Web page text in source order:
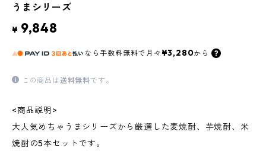
うまシリーズ
¥ 9,848
なら 手数料無料で 月々 ¥3,280から
この商品は送料無料です。
<商品説明>
大人気めちゃうまシリーズから厳選した麦焼酎、芋焼酎、米
焼酎の5本セットです。